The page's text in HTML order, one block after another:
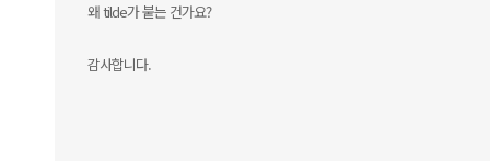
왜 tilde가 붙는 건가요?
감사합니다.